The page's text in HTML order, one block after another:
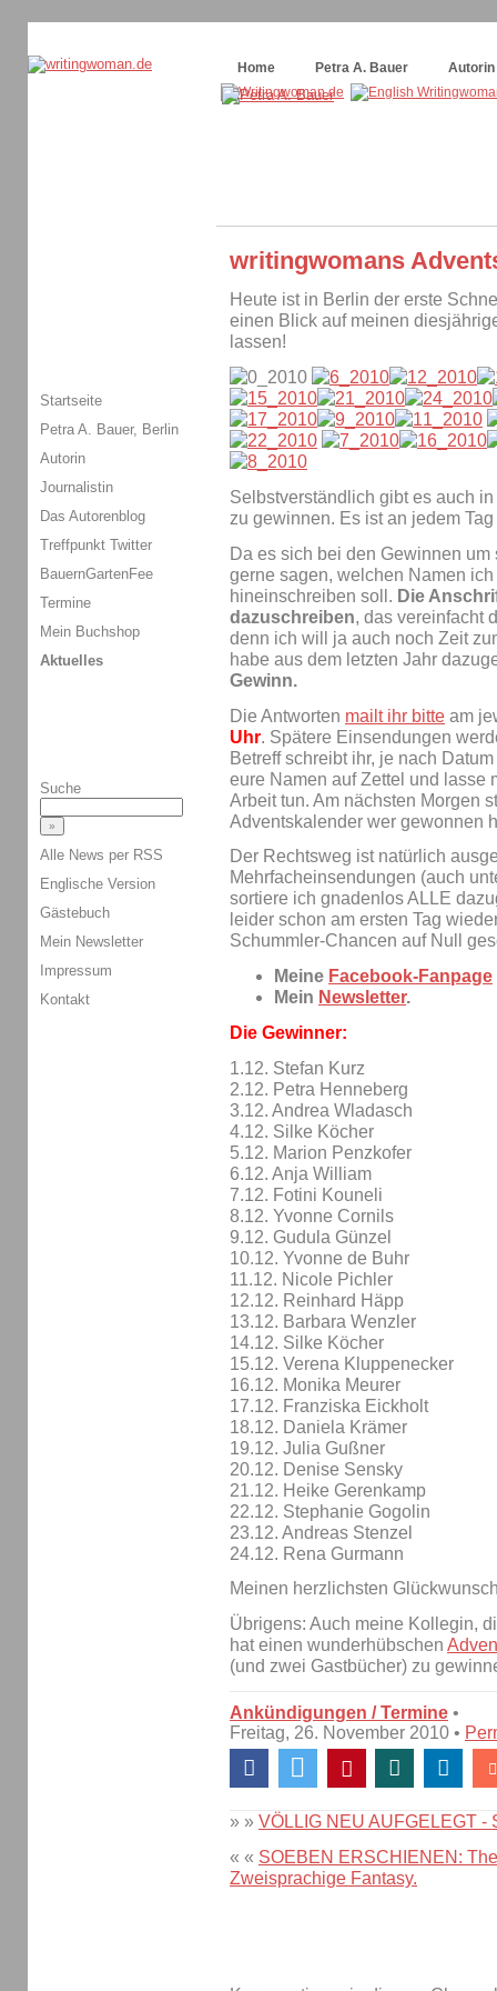
Home
Petra A. Bauer Autorin
writingwomans
Heute ist in Berlin der erste
einen Blick auf meinen
lassen!
Selbstverständlich gibt es auch
zu gewinnen. Es ist an jedem
Da es sich bei den Gewinnen
gerne sagen, welchen Namen
hineinschreiben soll. Die
dazuschreiben, das vereinfacht
denn ich will ja auch noch Zeit
habe aus dem letzten Jahr
Gewinn.
Die Antworten mailt ihr bitte am
Uhr. Spätere Einsendungen
Betreff schreibt ihr, je nach
eure Namen auf Zettel und lasse
Arbeit tun. Am nächsten Morgen
Adventskalender wer gewonnen
Der Rechtsweg ist natürlich
Mehrfacheinsendungen (auch
sortiere ich gnadenlos ALLE
leider schon am ersten Tag
Schummler-Chancen auf Null
Meine Facebook-Fanpage
Mein Newsletter.
Die Gewinner:
1.12. Stefan Kurz
2.12. Petra Henneberg
3.12. Andrea Wladasch
4.12. Silke Köcher
5.12. Marion Penzkofer
6.12. Anja William
7.12. Fotini Kouneli
8.12. Yvonne Cornils
9.12. Gudula Günzel
10.12. Yvonne de Buhr
11.12. Nicole Pichler
12.12. Reinhard Häpp
13.12. Barbara Wenzler
14.12. Silke Köcher
15.12. Verena Kluppenecker
16.12. Monika Meurer
17.12. Franziska Eickholt
18.12. Daniela Krämer
19.12. Julia Gußner
20.12. Denise Sensky
21.12. Heike Gerenkamp
22.12. Stephanie Gogolin
23.12. Andreas Stenzel
24.12. Rena Gurmann
Meinen herzlichsten
Übrigens: Auch meine Kollegin,
hat einen wunderhübschen
(und zwei Gastbücher) zu
Ankündigungen / Termine •
Freitag, 26. November 2010 •
» » VÖLLIG NEU AUFGELEGT -
« « SOEBEN ERSCHIENEN:
Zweisprachige Fantasy.
Startseite
Petra A. Bauer, Berlin
Autorin
Journalistin
Das Autorenblog
Treffpunkt Twitter
BauernGartenFee
Termine
Mein Buchshop
Aktuelles
Suche
Alle News per RSS
Englische Version
Gästebuch
Mein Newsletter
Impressum
Kontakt